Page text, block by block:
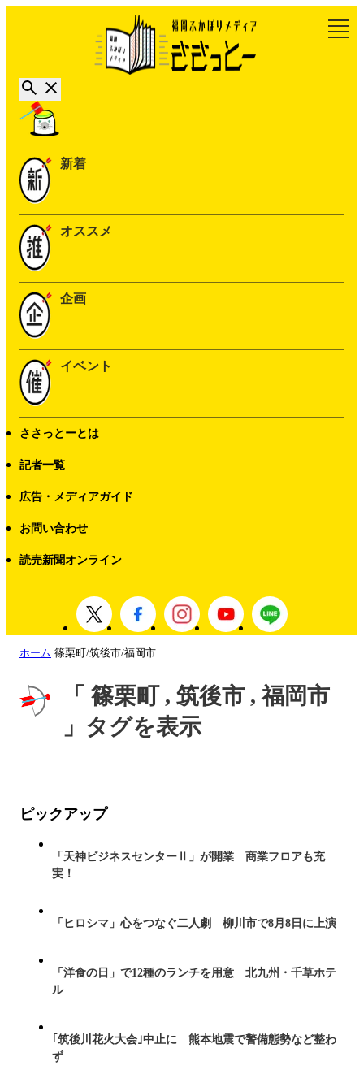
新着
オススメ
企画
イベント
ささっとーとは
記者一覧
広告・メディアガイド
お問い合わせ
読売新聞オンライン
ホーム 篠栗町/筑後市/福岡市
「 篠栗町 , 筑後市 , 福岡市
」タグを表示
ピックアップ
「天神ビジネスセンターⅡ」が開業 商業フロアも充
実！
「ヒロシマ」心をつなぐ二人劇 柳川市で8月8日に上演
「洋食の日」で12種のランチを用意 北九州・千草ホテ
ル
｢筑後川花火大会｣中止に 熊本地震で警備態勢など整わ
ず